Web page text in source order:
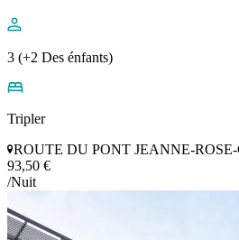
3 (+2 Des énfants)
Tripler
ROUTE DU PONT JEANNE-
93,50 €
/Nuit